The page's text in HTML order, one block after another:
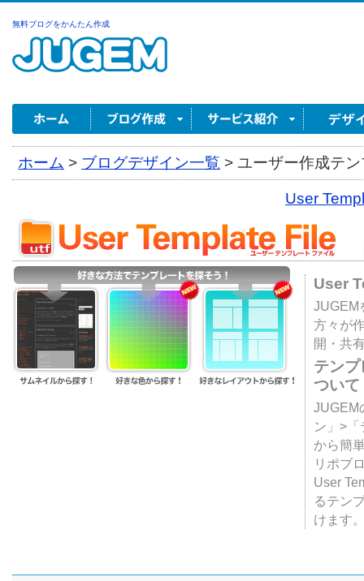
無料ブログをかんたん作成
ホーム > ブログデザイン一覧 > ユーザー作成テ
User
User
JUGEM
方々が
開・共
テン
ついて
JUGEM
ン」>
から簡
リポブ
User
るテン
けます